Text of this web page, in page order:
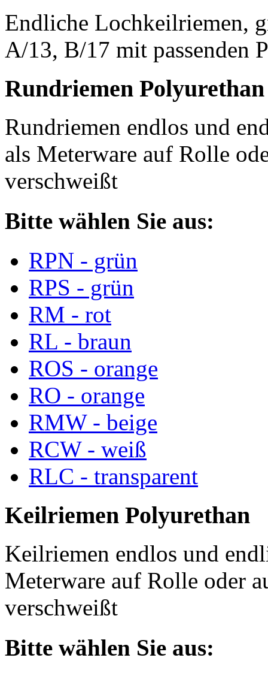
Endliche Lochkeilriemen,
A/13, B/17 mit passenden
Rundriemen Polyurethan
Rundriemen endlos und
als Meterware auf Rolle
verschweißt
Bitte wählen Sie aus:
RPN - grün
RPS - grün
RM - rot
RL - braun
ROS - orange
RO - orange
RMW - beige
RCW - weiß
RLC - transparent
Keilriemen Polyurethan
Keilriemen endlos und
Meterware auf Rolle oder
verschweißt
Bitte wählen Sie aus: